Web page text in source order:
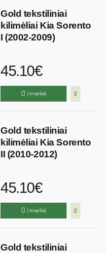
Gold tekstiliniai
kilimėliai Kia Sorento
I (2002-2009)
45.10€
Į krepšelį
Gold tekstiliniai
kilimėliai Kia Sorento
II (2010-2012)
45.10€
Į krepšelį
Gold tekstiliniai